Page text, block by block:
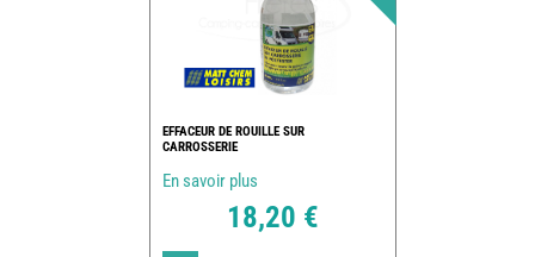
EFFACEUR DE ROUILLE SUR
CARROSSERIE
En savoir plus
18,20 €